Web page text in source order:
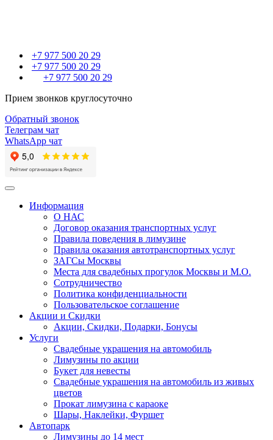
+7 977 500 20 29
+7 977 500 20 29
+7 977 500 20 29
Прием звонков круглосуточно
Обратный звонок
Телеграм чат
WhatsApp чат
Toggle
navigationИнформация
О НАС
Договор оказания транспортных услуг
Правила поведения в лимузине
Правила оказания автотранспортных услуг
ЗАГСы Москвы
Места для свадебных прогулок Москвы и М.О.
Сотрудничество
Политика конфиденциальности
Пользовательское соглашение
Акции и Скидки
Акции, Скидки, Подарки, Бонусы
Услуги
Свадебные украшения на автомобиль
Лимузины по акции
Букет для невесты
Свадебные украшения на автомобиль из живых
цветов
Прокат лимузина с караоке
Шары, Наклейки, Фуршет
Автопарк
Лимузины до 14 мест